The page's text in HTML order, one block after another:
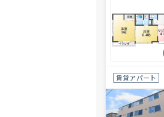
賃貸アパート